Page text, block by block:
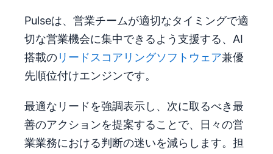
Pulseは、営業チームが適切なタイミングで適
切な営業機会に集中できるよう支援する、AI
搭載のリードスコアリングソフトウェア兼優
先順位付けエンジンです。
最適なリードを強調表示し、次に取るべき最
善のアクションを提案することで、日々の営
業業務における判断の迷いを減らします。担